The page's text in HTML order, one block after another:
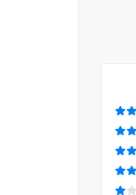
통해 과거
역사의 비
우리는 ‘
말이다.
일부로 치